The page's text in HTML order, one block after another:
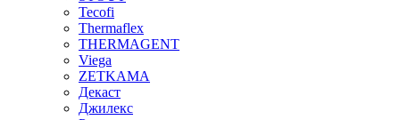
Tecofi
Thermaflex
THERMAGENT
Viega
ZETKAMA
Декаст
Джилекс